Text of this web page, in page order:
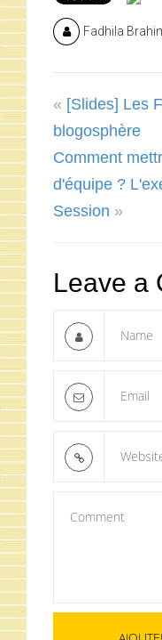
Fadhila
« [Slides] Les
blogosphère
Comment
d'équipe ?
Session »
Leave a